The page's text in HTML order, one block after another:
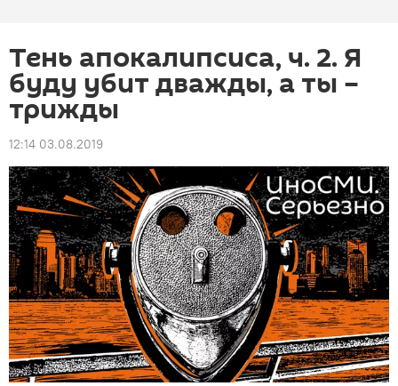
Тень апокалипсиса, ч. 2. Я
буду убит дважды, а ты –
трижды
12:14 03.08.2019